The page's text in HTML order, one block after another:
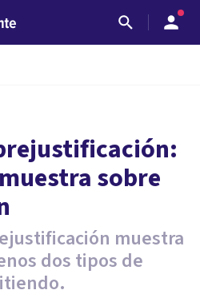
sobre
muestra
dos tipos de